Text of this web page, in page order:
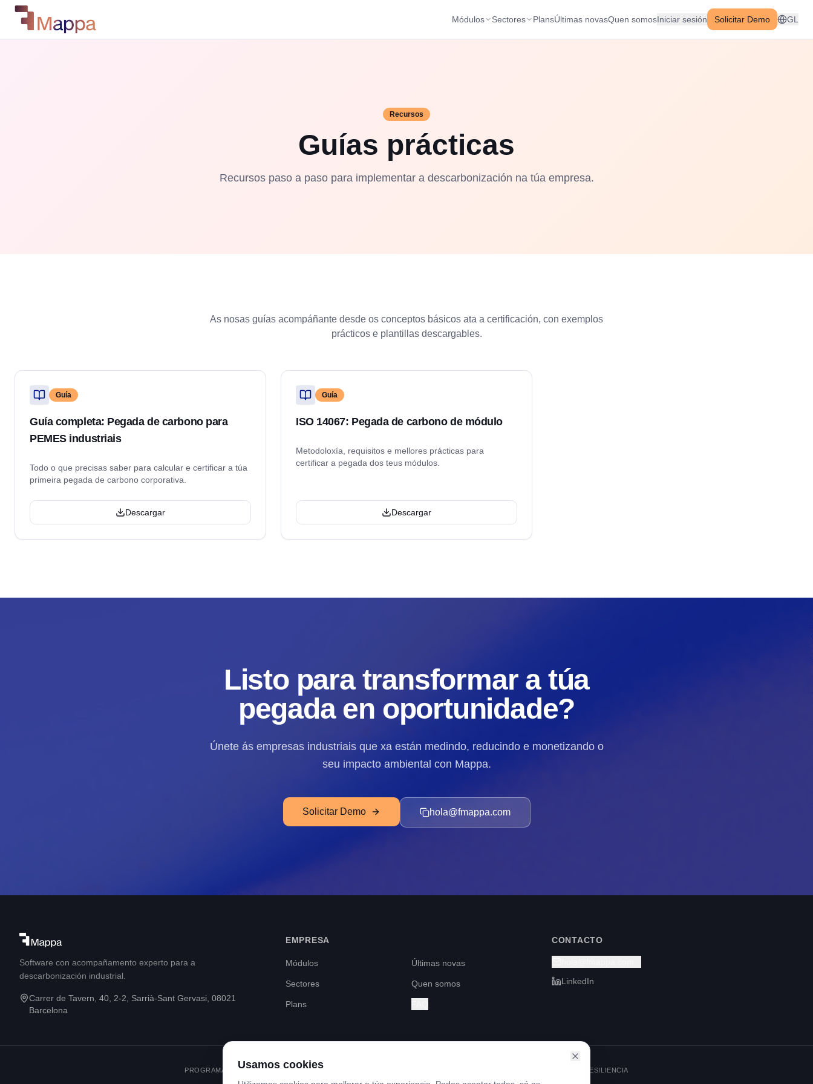
Módulos Sectores PlansÚltimas novasQuen somosIniciar sesión Solicitar Demo GL
Recursos
Guías prácticas
Recursos paso a paso para implementar a descarbonización na túa empresa.
As nosas guías acompáñante desde os conceptos básicos ata a certificación, con exemplos
prácticos e plantillas descargables.
Guía
Guía completa: Pegada de carbono para
PEMES industriais
Todo o que precisas saber para calcular e certificar a túa
primeira pegada de carbono corporativa.
Descargar
Guía
ISO 14067: Pegada de carbono de módulo
Metodoloxía, requisitos e mellores prácticas para
certificar a pegada dos teus módulos.
Descargar
Listo para transformar a túa
pegada en oportunidade?
Únete ás empresas industriais que xa están medindo, reducindo e monetizando o
seu impacto ambiental con Mappa.
Solicitar Demo hola@fmappa.com
Software con acompañamento experto para a
descarbonización industrial.
Carrer de Tavern, 40, 2-2, Sarrià-Sant Gervasi, 08021
Barcelona
EMPRESA
Módulos
Sectores
Plans
Últimas novas
Quen somos
CONTACTO
LinkedIn
PROGRAMA KIT DIGITAL FINANCIADO POLOS FONDOS NEXT GENERATION DO MECANISMO DE RECUPERACIÓN E RESILIENCIA
Usamos cookies